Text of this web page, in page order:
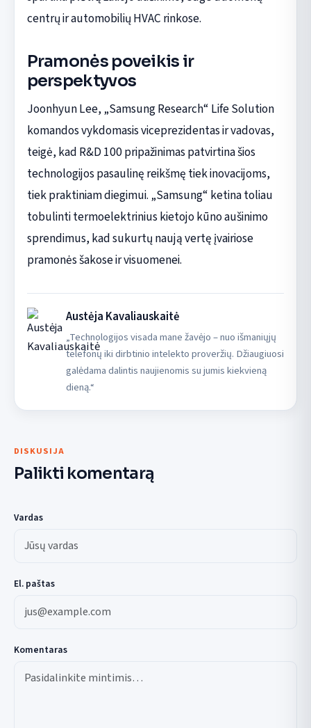
centrų ir automobilių HVAC rinkose.
Pramonės poveikis ir
perspektyvos
Joonhyun Lee, „Samsung Research“ Life Solution
komandos vykdomasis viceprezidentas ir vadovas,
teigė, kad R&D 100 pripažinimas patvirtina šios
technologijos pasaulinę reikšmę tiek inovacijoms,
tiek praktiniam diegimui. „Samsung“ ketina toliau
tobulinti termoelektrinius kietojo kūno aušinimo
sprendimus, kad sukurtų naują vertę įvairiose
pramonės šakose ir visuomenei.
Austėja Kavaliauskaitė
„Technologijos visada mane žavėjo – nuo išmaniųjų
telefonų iki dirbtinio intelekto proveržių. Džiaugiuosi
galėdama dalintis naujienomis su jumis kiekvieną
dieną.“
DISKUSIJA
Palikti komentarą
Vardas
El. paštas
Komentaras